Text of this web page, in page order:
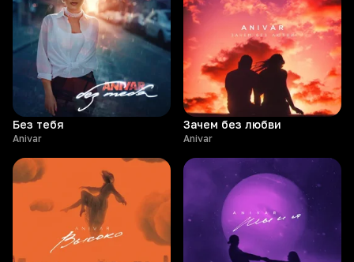
Без тебя
Anivar
Зачем без любви
Anivar